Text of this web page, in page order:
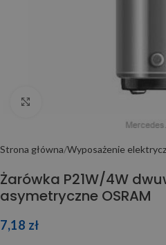
Strona główna Wyposażenie
Żarówka P21W/4W
asymetryczne OSRAM
7,18 zł